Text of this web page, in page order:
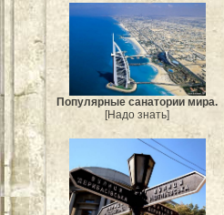
Популярные санатории мира.
[Надо знать]